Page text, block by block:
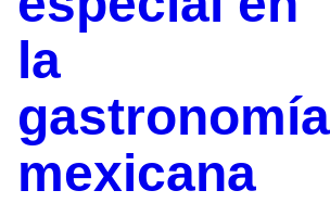
la
gastronomía
mexicana